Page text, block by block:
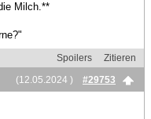
Milch.**
Spoilers
Zitieren
(12.05.2024 )
#29753